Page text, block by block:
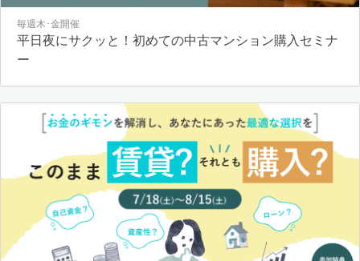
毎週木･金開催
平日夜にサクッと！初めての中古マンション購入セミナ
ー